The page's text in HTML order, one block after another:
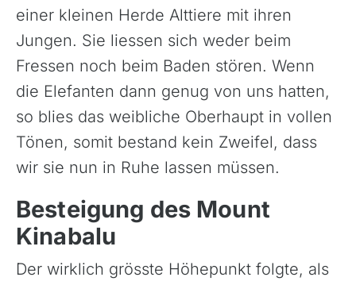
einer kleinen Herde Alttiere mit ihren
Jungen. Sie liessen sich weder beim
Fressen noch beim Baden stören. Wenn
die Elefanten dann genug von uns hatten,
so blies das weibliche Oberhaupt in vollen
Tönen, somit bestand kein Zweifel, dass
wir sie nun in Ruhe lassen müssen.
Besteigung des Mount
Kinabalu
Der wirklich grösste Höhepunkt folgte, als
Norwegen
Österreich
Polen, Masuren
Portugal
Sardinien, Italien
Schottland
Schweiz & Fahrtechnikkurse
Slowenien
Skandinavien